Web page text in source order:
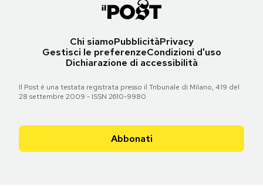
Chi siamoPubblicitàPrivacy
Gestisci le preferenzeCondizioni d'uso
Dichiarazione di accessibilità
Il Post è una testata registrata presso il Tribunale di Milano, 419 del
28 settembre 2009 - ISSN 2610-9980
Abbonati